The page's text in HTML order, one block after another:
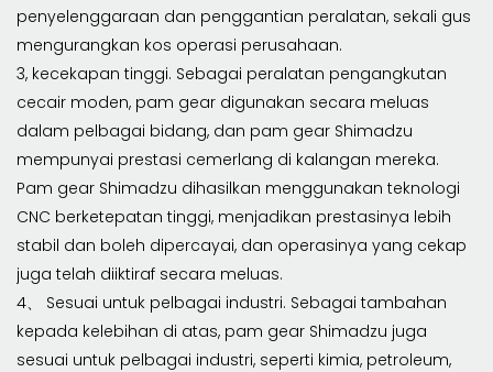
penyelenggaraan dan penggantian peralatan, sekali gus
mengurangkan kos operasi perusahaan.
3, kecekapan tinggi. Sebagai peralatan pengangkutan
cecair moden, pam gear digunakan secara meluas
dalam pelbagai bidang, dan pam gear Shimadzu
mempunyai prestasi cemerlang di kalangan mereka.
Pam gear Shimadzu dihasilkan menggunakan teknologi
CNC berketepatan tinggi, menjadikan prestasinya lebih
stabil dan boleh dipercayai, dan operasinya yang cekap
juga telah diiktiraf secara meluas.
4、 Sesuai untuk pelbagai industri. Sebagai tambahan
kepada kelebihan di atas, pam gear Shimadzu juga
sesuai untuk pelbagai industri, seperti kimia, petroleum,